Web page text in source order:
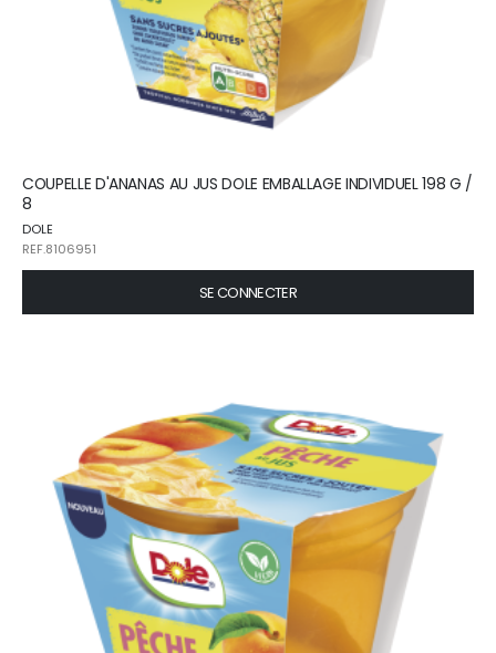
COUPELLE D'ANANAS AU JUS DOLE EMBALLAGE INDIVIDUEL 198 G /
8
DOLE
REF.8106951
SE CONNECTER